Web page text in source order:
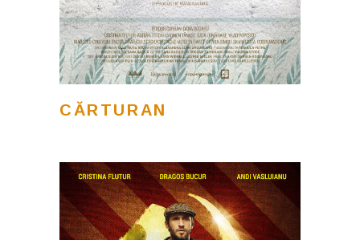
CĂRTURAN